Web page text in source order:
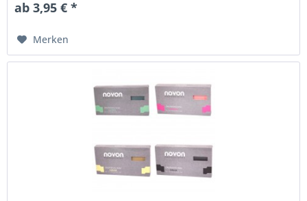
ab 3,95 € *
Merken